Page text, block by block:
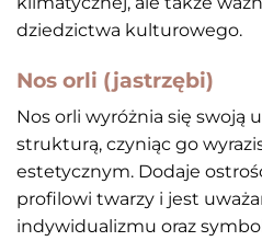
dziedzictwa kulturowego.
Nos orli (jastrzębi)
Nos orli wyróżnia się swoją
strukturą, czyniąc go
estetycznym. Dodaje
profilowi twarzy i jest
indywidualizmu oraz symbol